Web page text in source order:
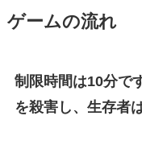
ゲームの流れ
制限時間は10分で
を殺害し、生存者